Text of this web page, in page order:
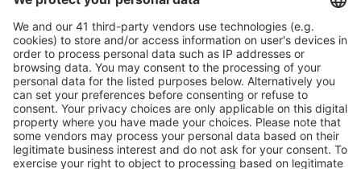
Stáhněte si naši aplikacia plánujte své cesty
pohodlně